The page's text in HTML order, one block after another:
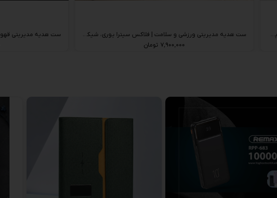
ست هدیه مدیریتی ورزشی و سلامت | فلاکس سیترا یوری، شیکر و ماساژور تفنگی
۷,۹۰۰,۰۰۰ تومان
ست هدیه مدیریتی خودروC35 | جارو شارژی دمنده و مکنده، پمپ باد MDHL و پیچ‌گوشتی شارژی MDHL